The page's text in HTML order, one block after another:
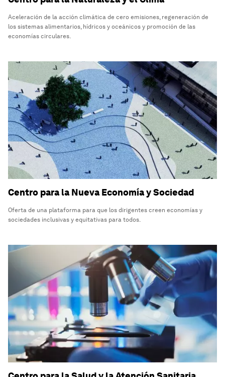
Aceleración de la acción climática de cero emisiones, regeneración de
los sistemas alimentarios, hídricos y oceánicos y promoción de las
economías circulares.
Centro para la Nueva Economía y Sociedad
Oferta de una plataforma para que los dirigentes creen economías y
sociedades inclusivas y equitativas para todos.